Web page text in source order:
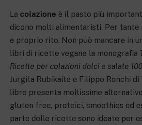
La colazione è il pasto più
dicono molti alimentaristi. Per tante
e proprio rito. Non può mancare in
libri di ricette vegane la monografia
Ricette per colazioni dolci e salate
Jurgita Rubikaite e Filippo Ronchi di
libro presenta moltissime
gluten free, proteici, smoothies ed
parte delle ricette sono ideate per